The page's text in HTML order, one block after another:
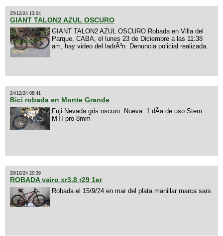
25/12/24 13:04
GIANT TALON2 AZUL OSCURO
GIANT TALON2 AZUL OSCURO Robada en Villa del
Parque, CABA, el lunes 23 de Diciembre a las 11:38
am, hay video del ladrÃ³n. Denuncia policial realizada.
24/12/24 08:41
Bici robada en Monte Grande
Fuji Nevada gris oscuro. Nueva. 1 dÃ­a de uso Stem
MTI pro 8mm
28/10/24 20:39
ROBADA vairo xr3.8 r29 1er
Robada el 15/9/24 en mar del plata manillar marca sars